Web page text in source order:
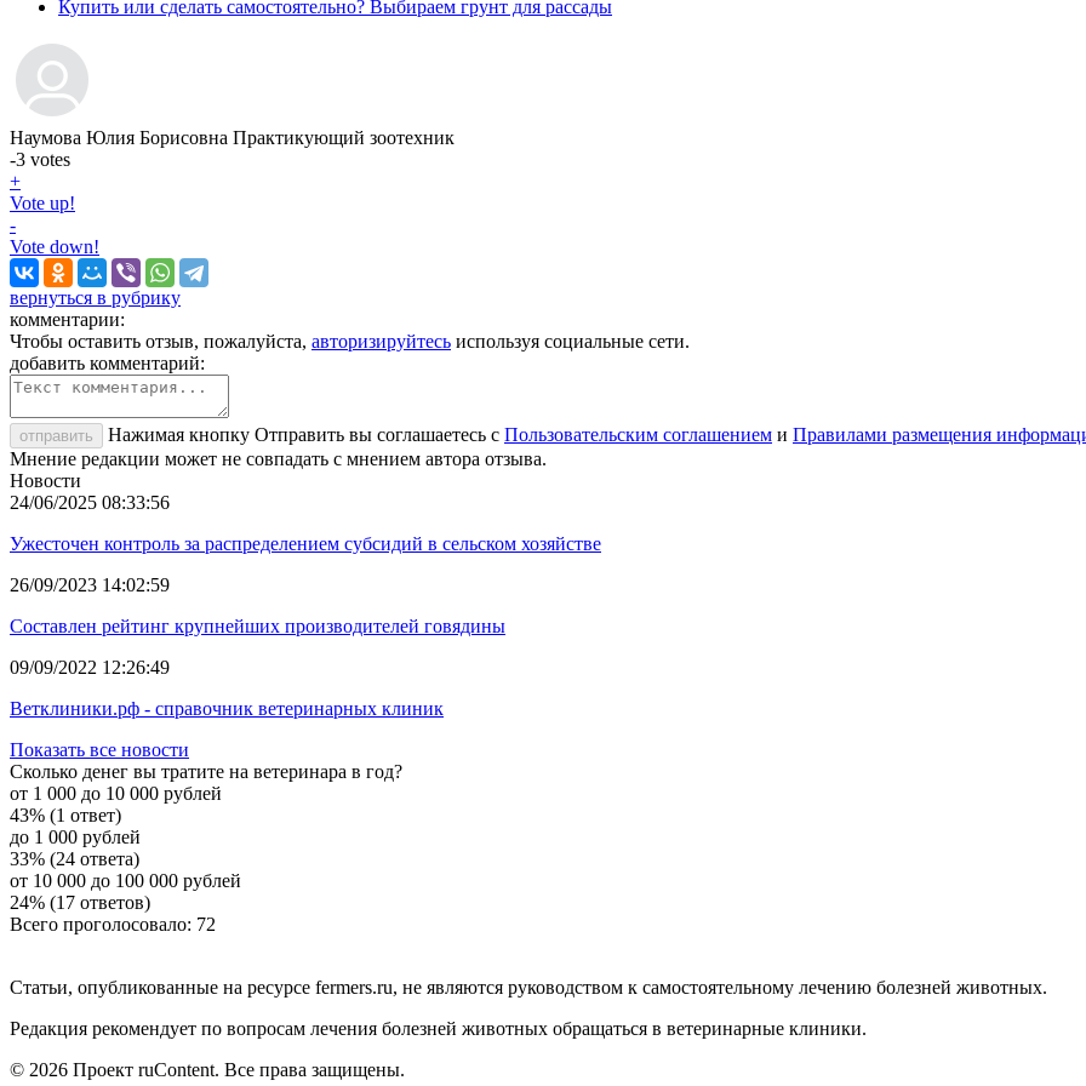
Купить или сделать самостоятельно? Выбираем грунт для рассады
Наумова Юлия Борисовна Практикующий зоотехник
-3 votes
+
Vote up!
-
Vote down!
вернуться в рубрику
комментарии:
Чтобы оставить отзыв, пожалуйста, авторизируйтесь используя социальные сети.
добавить комментарий:
отправить Нажимая кнопку Отправить вы соглашаетесь с Пользовательским соглашением и Правилами размещения
Мнение редакции может не совпадать с мнением автора отзыва.
Новости
24/06/2025 08:33:56
Ужесточен контроль за распределением субсидий в сельском хозяйстве
26/09/2023 14:02:59
Составлен рейтинг крупнейших производителей говядины
09/09/2022 12:26:49
Ветклиники.рф - справочник ветеринарных клиник
Показать все новости
Сколько денег вы тратите на ветеринара в год?
от 1 000 до 10 000 рублей
43% (1 ответ)
до 1 000 рублей
33% (24 ответа)
от 10 000 до 100 000 рублей
24% (17 ответов)
Всего проголосовало: 72
Статьи, опубликованные на ресурсе fermers.ru, не являются руководством к самостоятельному лечению болезней животных.
Редакция рекомендует по вопросам лечения болезней животных обращаться в ветеринарные клиники.
© 2026 Проект ruContent. Все права защищены.